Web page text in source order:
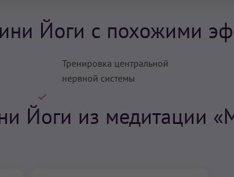
Йоги с похожими
Тренировка центральной
нервной системы
Йоги из медитации